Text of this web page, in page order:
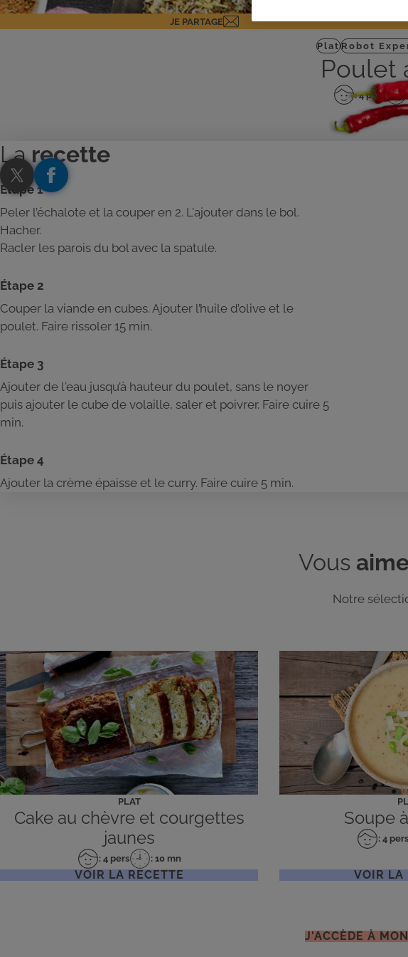
JE PARTAGE
PlatRobot
Poulet
Nombre
personnes
: 4 pers
de
Larecette
Étape 1
Peler l’échalote et la couper en 2. L'ajouter dans le bol.
Hacher.
Racler les parois du bol avec la spatule.
Étape 2
Couper la viande en cubes. Ajouter l’huile d’olive et le
poulet. Faire rissoler 15 min.
Étape 3
Ajouter de l'eau jusqu’à hauteur du poulet, sans le noyer
puis ajouter le cube de volaille, saler et poivrer. Faire cuire 5
min.
Étape 4
Ajouter la crème épaisse et le curry. Faire cuire 5 min.
Vous
Notre
PLAT
Cake au chèvre et courgettes
jaunes
Nombre
de
: 4 pers
Temps
de
: 10 mn
VOIR LA RECETTE
Soupe
Nombre
personnes
: 4 pers
VOIR LA
J'ACCÈDE À